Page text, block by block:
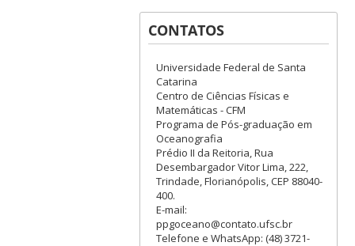
CONTATOS
Universidade Federal de Santa
Catarina
Centro de Ciências Físicas e
Matemáticas - CFM
Programa de Pós-graduação em
Oceanografia
Prédio II da Reitoria, Rua
Desembargador Vitor Lima, 222,
Trindade, Florianópolis, CEP 88040-
400.
E-mail:
ppgoceano@contato.ufsc.br
Telefone e WhatsApp: (48) 3721-